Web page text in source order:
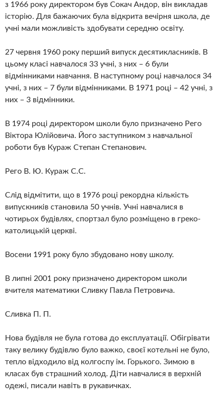
з 1966 року директором був Сокач Андор, він викладав
історію. Для бажаючих була відкрита вечірня школа, де
учні мали можливість здобувати середню освіту.
27 червня 1960 року перший випуск десятикласників. В
цьому класі навчалося 33 учні, з них – 6 були
відмінниками навчання. В наступному році навчалося 34
учні, з них – 7 були відмінниками. В 1971 році – 42 учні, з
них – 3 відмінники.
В 1974 році директором школи було призначено Рего
Віктора Юлійовича. Його заступником з навчальної
роботи був Кураж Степан Степанович.
Рего В. Ю. Кураж С.С.
Слід відмітити, що в 1976 році рекордна кількість
випускників становила 50 учнів. Учні навчалися в
чотирьох будівлях, спортзал було розміщено в греко-
католицькій церкві.
Восени 1991 року було збудовано нову школу.
В липні 2001 року призначено директором школи
вчителя математики Сливку Павла Петровича.
Сливка П. П.
Нова будівля не була готова до експлуатації. Обігрівати
таку велику будівлю було важко, своєї котельні не було,
тепло відходило від колгоспу ім. Горького. Зимою в
класах був страшний холод. Діти навчалися в верхній
одежі, писали навіть в рукавичках.